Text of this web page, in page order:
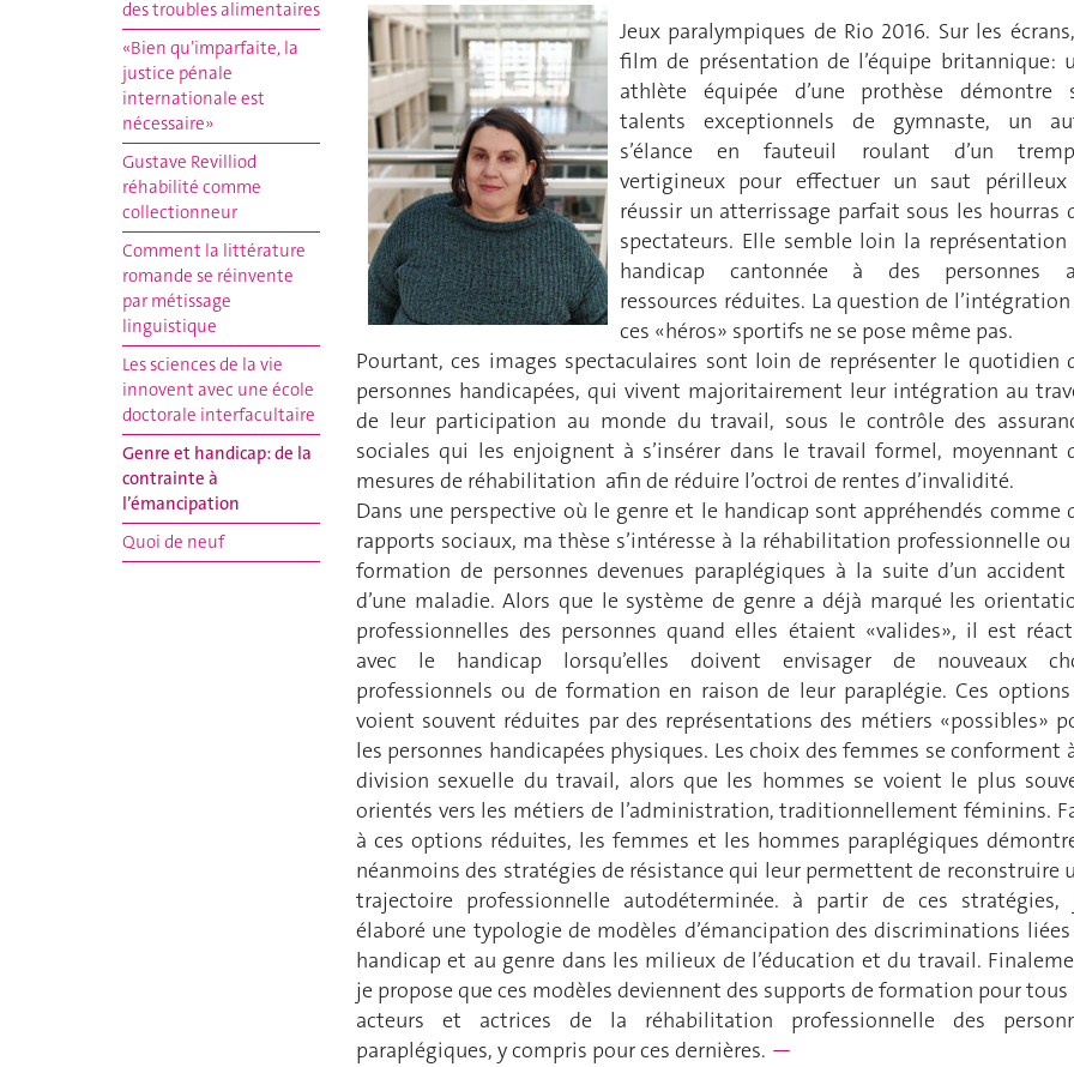
des troubles alimentaires
«Bien qu’imparfaite, la
justice pénale
internationale est
nécessaire»
Gustave Revilliod
réhabilité comme
collectionneur
Comment la littérature
romande se réinvente
par métissage
linguistique
Les sciences de la vie
innovent avec une école
doctorale interfacultaire
Genre et handicap: de la
contrainte à
l’émancipation
Quoi de neuf
Jeux paralympiques de Rio 2016. Sur les
film de présentation de l’équipe britannique:
athlète équipée d’une prothèse démontre
talents exceptionnels de gymnaste, un
s’élance en fauteuil roulant d’un
vertigineux pour effectuer un saut
réussir un atterrissage parfait sous les hourras
spectateurs. Elle semble loin la représentation
handicap cantonnée à des personnes
ressources réduites. La question de
ces «héros» sportifs ne se pose même pas.
Pourtant, ces images spectaculaires sont loin de représenter le quotidien
personnes handicapées, qui vivent majoritairement leur intégration au
de leur participation au monde du travail, sous le contrôle des
sociales qui les enjoignent à s’insérer dans le travail formel, moyennant
mesures de réhabilitation afin de réduire l’octroi de rentes d’invalidité.
Dans une perspective où le genre et le handicap sont appréhendés comme
rapports sociaux, ma thèse s’intéresse à la réhabilitation professionnelle ou
formation de personnes devenues paraplégiques à la suite d’un accident
d’une maladie. Alors que le système de genre a déjà marqué les
professionnelles des personnes quand elles étaient «valides», il est
avec le handicap lorsqu’elles doivent envisager de nouveaux
professionnels ou de formation en raison de leur paraplégie. Ces
voient souvent réduites par des représentations des métiers «possibles»
les personnes handicapées physiques. Les choix des femmes se conforment
division sexuelle du travail, alors que les hommes se voient le plus
orientés vers les métiers de l’administration, traditionnellement féminins.
à ces options réduites, les femmes et les hommes paraplégiques
néanmoins des stratégies de résistance qui leur permettent de reconstruire
trajectoire professionnelle autodéterminée. à partir de ces stratégies,
élaboré une typologie de modèles d’émancipation des discriminations liées
handicap et au genre dans les milieux de l’éducation et du travail.
je propose que ces modèles deviennent des supports de formation pour tous
acteurs et actrices de la réhabilitation professionnelle des
paraplégiques, y compris pour ces dernières. —